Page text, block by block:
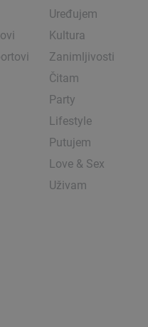
Uređujem
Kultura
Zanimljivosti
Čitam
Party
Lifestyle
Putujem
Love & Sex
Uživam